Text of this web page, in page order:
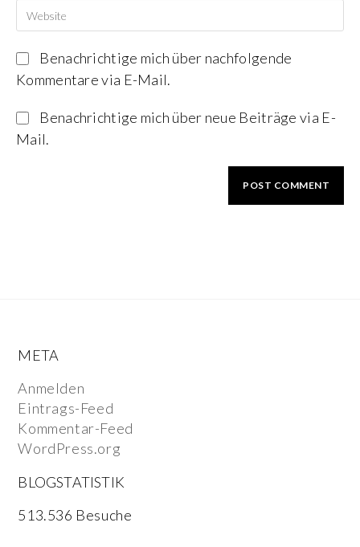
Benachrichtige mich über nachfolgende
Kommentare via E-Mail.
Benachrichtige mich über neue Beiträge via E-
Mail.
META
Anmelden
Eintrags-Feed
Kommentar-Feed
WordPress.org
BLOGSTATISTIK
513.536 Besuche